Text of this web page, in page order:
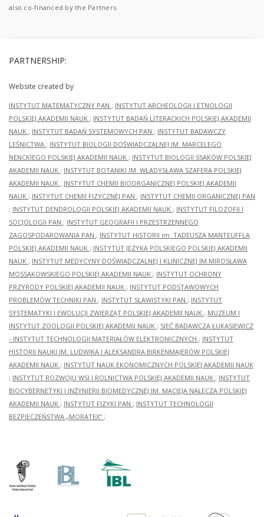
also co-financed by the Partners.
PARTNERSHIP:
Website created by
INSTYTUT MATEMATYCZNY PAN ; INSTYTUT ARCHEOLOGII I ETNOLOGII
POLSKIEJ AKADEMII NAUK ; INSTYTUT BADAŃ LITERACKICH POLSKIEJ AKADEMII
NAUK ; INSTYTUT BADAŃ SYSTEMOWYCH PAN ; INSTYTUT BADAWCZY
LEŚNICTWA ; INSTYTUT BIOLOGII DOŚWIADCZALNEJ IM. MARCELEGO
NENCKIEGO POLSKIEJ AKADEMII NAUK ; INSTYTUT BIOLOGII SSAKÓW POLSKIEJ
AKADEMII NAUK ; INSTYTUT BOTANIKI IM. WŁADYSŁAWA SZAFERA POLSKIEJ
AKADEMII NAUK ; INSTYTUT CHEMII BIOORGANICZNEJ POLSKIEJ AKADEMII
NAUK ; INSTYTUT CHEMII FIZYCZNEJ PAN ; INSTYTUT CHEMII ORGANICZNEJ PAN
; INSTYTUT DENDROLOGII POLSKIEJ AKADEMII NAUK ; INSTYTUT FILOZOFII I
SOCJOLOGII PAN ; INSTYTUT GEOGRAFII I PRZESTRZENNEGO
ZAGOSPODAROWANIA PAN ; INSTYTUT HISTORII im. TADEUSZA MANTEUFFLA
POLSKIEJ AKADEMII NAUK ; INSTYTUT JĘZYKA POLSKIEGO POLSKIEJ AKADEMII
NAUK ; INSTYTUT MEDYCYNY DOŚWIADCZALNEJ I KLINICZNEJ IM.MIROSŁAWA
MOSSAKOWSKIEGO POLSKIEJ AKADEMII NAUK ; INSTYTUT OCHRONY
PRZYRODY POLSKIEJ AKADEMII NAUK ; INSTYTUT PODSTAWOWYCH
PROBLEMÓW TECHNIKI PAN ; INSTYTUT SLAWISTYKI PAN ; INSTYTUT
SYSTEMATYKI I EWOLUCJI ZWIERZĄT POLSKIEJ AKADEMII NAUK ; MUZEUM I
INSTYTUT ZOOLOGII POLSKIEJ AKADEMII NAUK ; SIEĆ BADAWCZA ŁUKASIEWICZ
- INSTYTUT TECHNOLOGII MATERIAŁÓW ELEKTRONICZNYCH ; INSTYTUT
HISTORII NAUKI IM. LUDWIKA I ALEKSANDRA BIRKENMAJERÓW POLSKIEJ
AKADEMII NAUK ; INSTYTUT NAUK EKONOMICZNYCH POLSKIEJ AKADEMII NAUK
; INSTYTUT ROZWOJU WSI I ROLNICTWA POLSKIEJ AKADEMII NAUK ; INSTYTUT
BIOCYBERNETYKI I INŻYNIERII BIOMEDYCZNEJ IM. MACIEJA NAŁĘCZA POLSKIEJ
AKADEMII NAUK ; INSTYTUT FIZYKI PAN ; INSTYTUT TECHNOLOGII
BEZPIECZEŃSTWA „MORATEX” ;